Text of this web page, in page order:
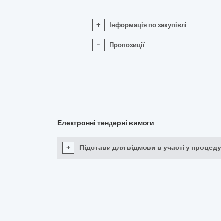
+ Інформація по закупівлі
- Пропозиції
Електронні тендерні вимоги
+ Підстави для відмови в участі у